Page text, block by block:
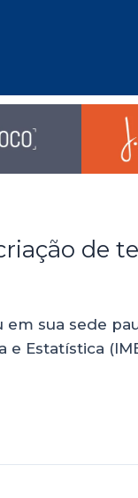
de
sua sede
Estatística